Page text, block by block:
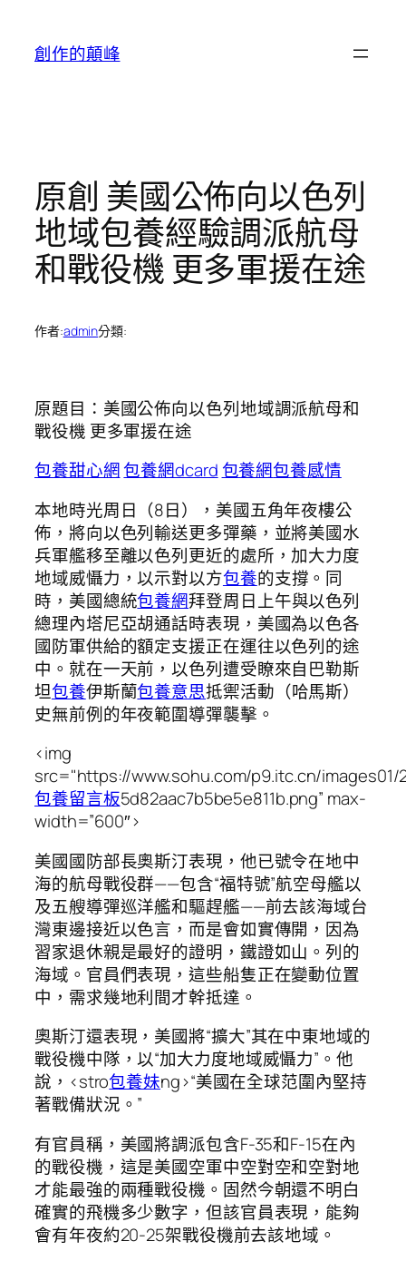
創作的顛峰
原創 美國公佈向以色列
地域包養經驗調派航母
和戰役機 更多軍援在途
作者:admin分類:
原題目：美國公佈向以色列地域調派航母和
戰役機 更多軍援在途
包養甜心網包養網dcard包養網包養感情
本地時光周日（8日），美國五角年夜樓公
佈，將向以色列輸送更多彈藥，並將美國水
兵軍艦移至離以色列更近的處所，加大力度
地域威懾力，以示對以方包養的支撐。同
時，美國總統包養網拜登周日上午與以色列
總理內塔尼亞胡通話時表現，美國為以色各
國防軍供給的額定支援正在運往以色列的途
中。就在一天前，以色列遭受瞭來自巴勒斯
坦包養伊斯蘭包養意思抵禦活動（哈馬斯）
史無前例的年夜範圍導彈襲擊。
<img
src="https://www.sohu.com/p9.itc.cn/images01/
包養留言板5d82aac7b5be5e811b.png” max-
width=”600″>
美國國防部長奧斯汀表現，他已號令在地中
海的航母戰役群——包含“福特號”航空母艦以
及五艘導彈巡洋艦和驅趕艦——前去該海域台
灣東邊接近以色言，而是會如實傳開，因為
習家退休親是最好的證明，鐵證如山。列的
海域。官員們表現，這些船隻正在變動位置
中，需求幾地利間才幹抵達。
奧斯汀還表現，美國將“擴大”其在中東地域的
戰役機中隊，以“加大力度地域威懾力”。他
說，<stro包養妹ng>“美國在全球范圍內堅持
著戰備狀況。”
有官員稱，美國將調派包含F-35和F-15在內
的戰役機，這是美國空軍中空對空和空對地
才能最強的兩種戰役機。固然今朝還不明白
確實的飛機多少數字，但該官員表現，能夠
會有年夜約20-25架戰役機前去該地域。